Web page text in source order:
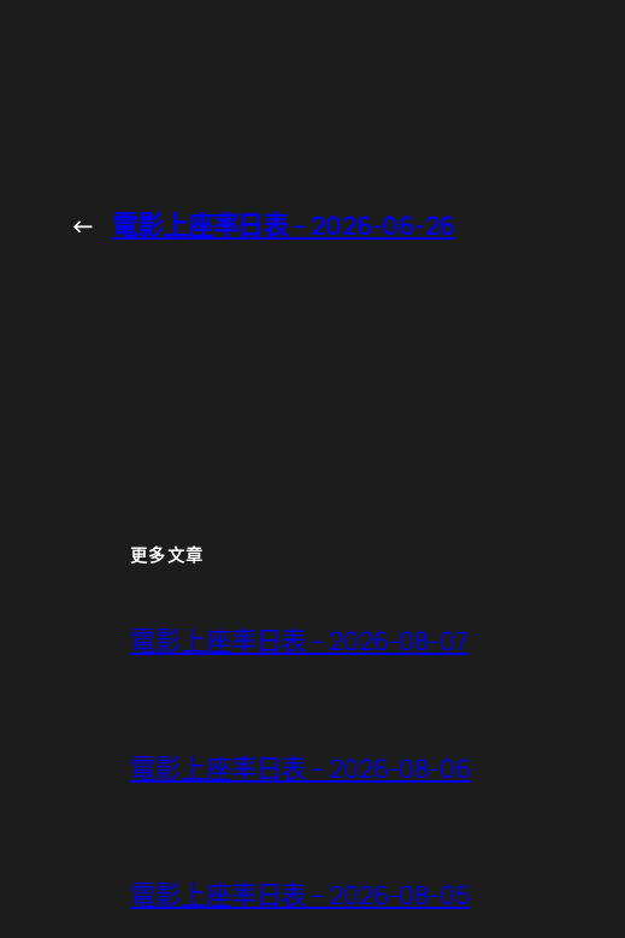
← 電影上座率日表 – 2026-06-26
更多文章
電影上座率日表 – 2026-08-07
電影上座率日表 – 2026-08-06
電影上座率日表 – 2026-08-05